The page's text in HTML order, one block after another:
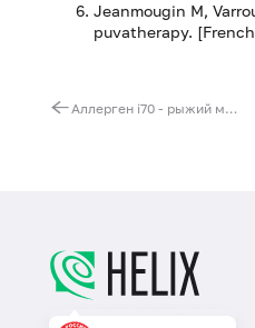
Jeanmougin M,
puvatherapy.
Аллерген i70 - рыжий муравей, IgE